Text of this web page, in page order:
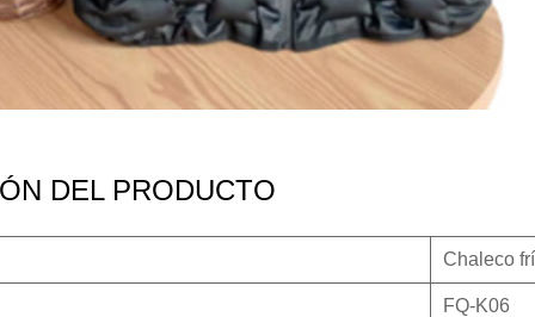
DEL PRODUCTO
Chaleco
FQ-K06